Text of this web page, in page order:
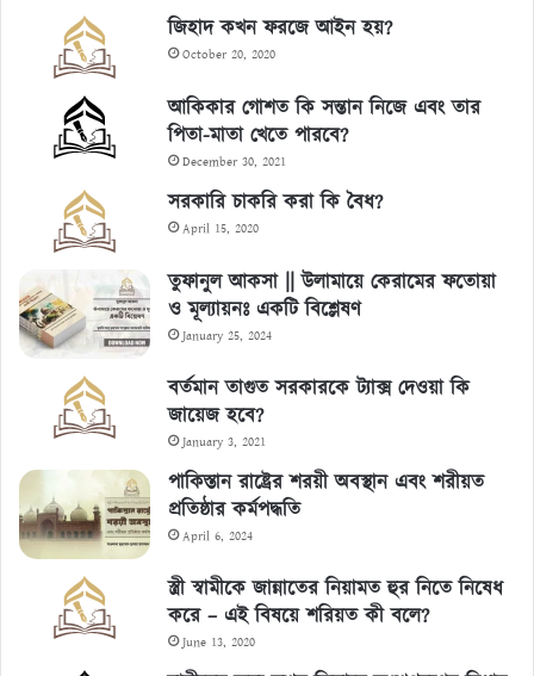
জিহাদ কখন ফরজে আইন হয়?
October 20, 2020
আকিকার গোশত কি সন্তান নিজে এবং তার
পিতা-মাতা খেতে পারবে?
December 30, 2021
সরকারি চাকরি করা কি বৈধ?
April 15, 2020
তুফানুল আকসা || উলামায়ে কেরামের ফতোয়া
ও মূল্যায়নঃ একটি বিশ্লেষণ
January 25, 2024
বর্তমান তাগুত সরকারকে ট্যাক্স দেওয়া কি
জায়েজ হবে?
January 3, 2021
পাকিস্তান রাষ্ট্রের শরয়ী অবস্থান এবং শরীয়ত
প্রতিষ্ঠার কর্মপদ্ধতি
April 6, 2024
স্ত্রী স্বামীকে জান্নাতের নিয়ামত হুর নিতে নিষেধ
করে – এই বিষয়ে শরিয়ত কী বলে?
June 13, 2020